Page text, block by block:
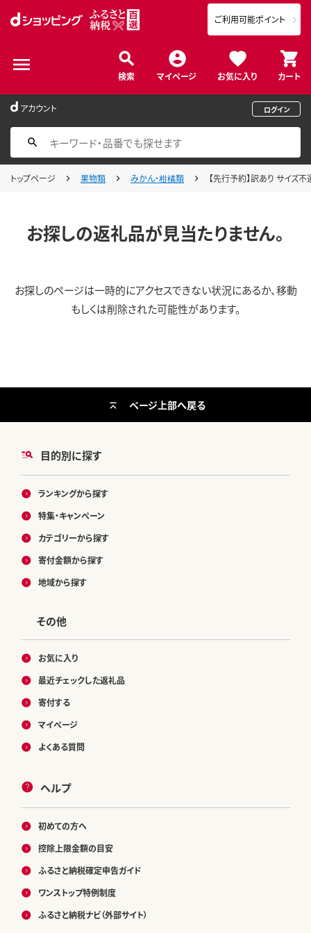
検索 マイページ お気に入り カート
ご利用可能ポイント
アカウント ログイン
トップページ 果物類 みかん・柑橘類 【先行予約】訳あり サイ
お探しの返礼品が見当たりません。
お探しのページは一時的にアクセスできない状況にあるか、移動
もしくは削除された可能性があります。
目的別に探す
ランキングから探す
特集・キャンペーン
カテゴリーから探す
寄付金額から探す
地域から探す
その他
お気に入り
最近チェックした返礼品
寄付する
マイページ
よくある質問
ヘルプ
初めての方へ
控除上限金額の目安
ふるさと納税確定申告ガイド
ワンストップ特例制度
ふるさと納税ナビ（外部サイト）
ページ上部へ戻る